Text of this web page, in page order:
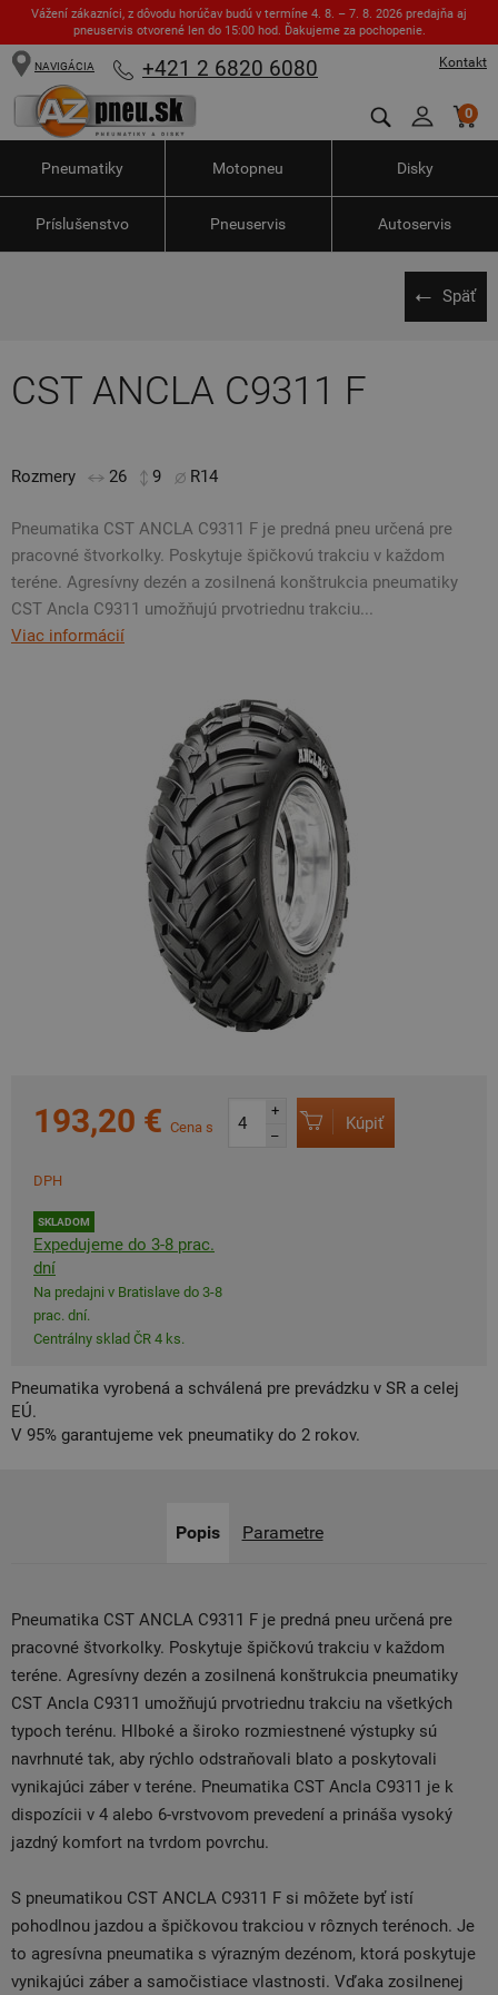
Vážení zákazníci, z dôvodu horúčav budú v termíne 4. 8. – 7. 8. 2026 predajňa aj
pneuservis otvorené len do 15:00 hod. Ďakujeme za pochopenie.
Kontakt
NAVIGÁCIA +421 2 6820 6080
0
Pneumatiky Motopneu Disky
Príslušenstvo Pneuservis Autoservis
Späť
CST ANCLA C9311 F
Rozmery 26 9 R14
Pneumatika CST ANCLA C9311 F je predná pneu určená pre
pracovné štvorkolky. Poskytuje špičkovú trakciu v každom
teréne. Agresívny dezén a zosilnená konštrukcia pneumatiky
CST Ancla C9311 umožňujú prvotriednu trakciu...
Viac informácií
193,20 € Cena s
DPH
SKLADOM
Expedujeme do 3-8 prac.
dní
Na predajni v Bratislave do 3-8
prac. dní.
Centrálny sklad ČR 4 ks.
+
–
Kúpiť
Pneumatika vyrobená a schválená pre prevádzku v SR a celej
EÚ.
V 95% garantujeme vek pneumatiky do 2 rokov.
Popis Parametre
Pneumatika CST ANCLA C9311 F je predná pneu určená pre
pracovné štvorkolky. Poskytuje špičkovú trakciu v každom
teréne. Agresívny dezén a zosilnená konštrukcia pneumatiky
CST Ancla C9311 umožňujú prvotriednu trakciu na všetkých
typoch terénu. Hlboké a široko rozmiestnené výstupky sú
navrhnuté tak, aby rýchlo odstraňovali blato a poskytovali
vynikajúci záber v teréne. Pneumatika CST Ancla C9311 je k
dispozícii v 4 alebo 6-vrstvovom prevedení a prináša vysoký
jazdný komfort na tvrdom povrchu.
S pneumatikou CST ANCLA C9311 F si môžete byť istí
pohodlnou jazdou a špičkovou trakciou v rôznych terénoch. Je
to agresívna pneumatika s výrazným dezénom, ktorá poskytuje
vynikajúci záber a samočistiace vlastnosti. Vďaka zosilnenej